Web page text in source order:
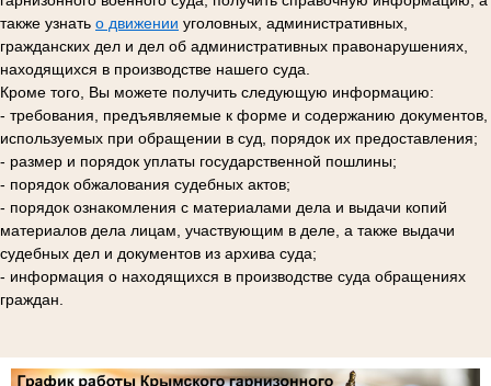
также узнать о движении уголовных, административных,
гражданских дел и дел об административных правонарушениях,
находящихся в производстве нашего суда.
Кроме того, Вы можете получить следующую информацию:
- требования, предъявляемые к форме и содержанию документов,
используемых при обращении в суд, порядок их предоставления;
- размер и порядок уплаты государственной пошлины;
- порядок обжалования судебных актов;
- порядок ознакомления с материалами дела и выдачи копий
материалов дела лицам, участвующим в деле, а также выдачи
судебных дел и документов из архива суда;
- информация о находящихся в производстве суда обращениях
граждан.